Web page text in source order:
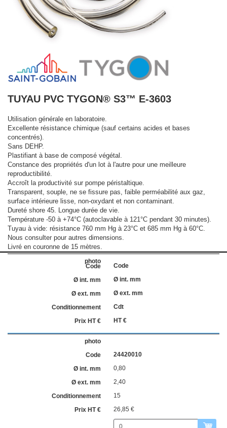
TUYAU PVC TYGON® S3™ E-3603
Utilisation générale en laboratoire.
Excellente résistance chimique (sauf certains acides et bases
concentrés).
Sans DEHP.
Plastifiant à base de composé végétal.
Constance des propriétés d'un lot à l'autre pour une meilleure
reproductibilité.
Accroît la productivité sur pompe péristaltique.
Transparent, souple, ne se fissure pas, faible perméabilité aux gaz,
surface intérieure lisse, non-oxydant et non contaminant.
Dureté shore 45. Longue durée de vie.
Température -50 à +74°C (autoclavable à 121°C pendant 30 minutes).
Tuyau à vide: résistance 760 mm Hg à 23°C et 685 mm Hg à 60°C.
Nous consulter pour autres dimensions.
Livré en couronne de 15 mètres.
Code
Ø int. mm
Ø ext. mm
Cdt
HT €
24420010
0,80
2,40
15
26,85 €